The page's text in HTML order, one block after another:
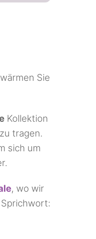
Sie
Kollektion
tragen.
sich um
, wo wir